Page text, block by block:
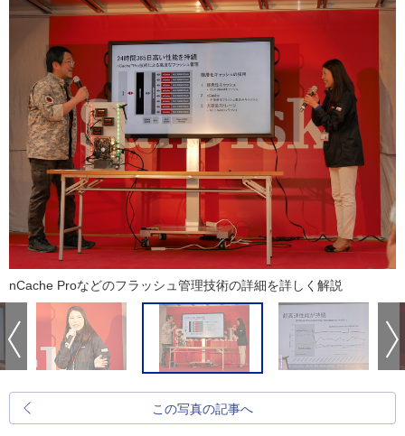
nCache Proなどのフラッシュ管理技術の詳細を詳しく解説
この写真の記事へ